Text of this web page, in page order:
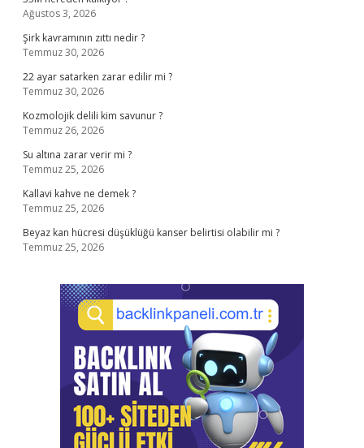
Ağustos 3, 2026
Şirk kavramının zıttı nedir ?
Temmuz 30, 2026
22 ayar satarken zarar edilir mi ?
Temmuz 30, 2026
Kozmolojik delili kim savunur ?
Temmuz 26, 2026
Su altına zarar verir mi ?
Temmuz 25, 2026
Kallavi kahve ne demek ?
Temmuz 25, 2026
Beyaz kan hücresi düşüklüğü kanser belirtisi olabilir mi ?
Temmuz 25, 2026